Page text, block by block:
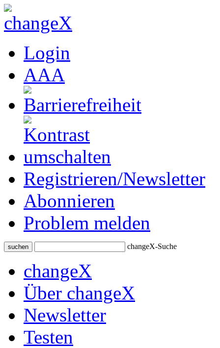
Login
AAA
Registrieren/Newsletter
Abonnieren
Problem melden
suchen changeX-Suche
changeX
Über changeX
Newsletter
Testen